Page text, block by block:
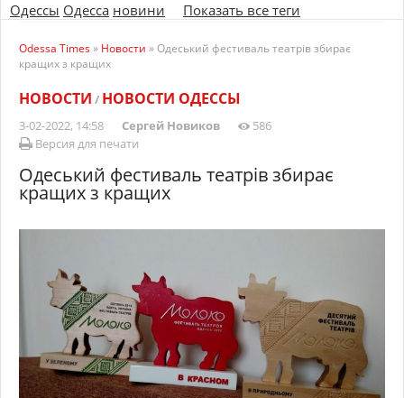
Одессы Одесса новини Показать все теги
Odessa Times» Новости » Одеський фестиваль театрів збирає
кращих з кращих
НОВОСТИ / НОВОСТИ ОДЕССЫ
3-02-2022, 14:58 Сергей Новиков
586
Версия для печати
Одеський фестиваль театрів збирає
кращих з кращих